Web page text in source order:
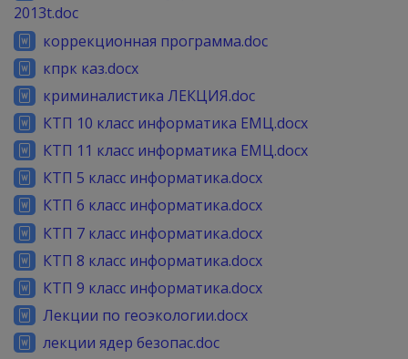
2013t.doc
коррекционная программа.doc
кпрк каз.docx
криминалистика ЛЕКЦИЯ.doc
КТП 10 класс информатика ЕМЦ.docx
КТП 11 класс информатика ЕМЦ.docx
КТП 5 класс информатика.docx
КТП 6 класс информатика.docx
КТП 7 класс информатика.docx
КТП 8 класс информатика.docx
КТП 9 класс информатика.docx
Лекции по геоэкологии.docx
лекции ядер безопас.doc